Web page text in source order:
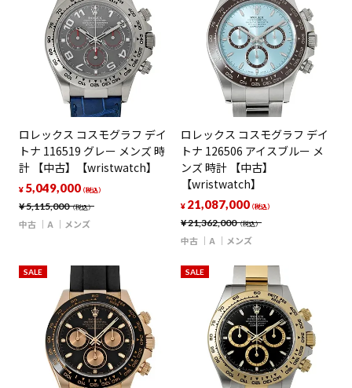
ロレックス コスモグラフ デイ
トナ 116519 グレー メンズ 時
計 【中古】【wristwatch】
¥5,115,000（税込）
¥ 5,049,000（税込）
中古 A メンズ
ロレックス コスモグラフ デイ
トナ 126506 アイスブルー メ
ンズ 時計 【中古】
【wristwatch】
¥21,362,000（税込）
¥ 21,087,000（税込）
中古 A メンズ
SALE SALE